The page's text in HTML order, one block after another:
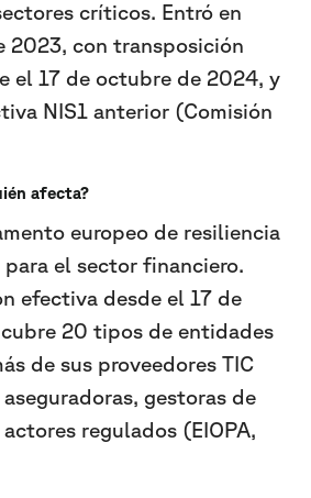
críticos. Entró en
2023, con transposición
el 17 de octubre de 2024, y
NIS1 anterior (Comisión
afecta?
europeo de resiliencia
el sector financiero.
efectiva desde el 17 de
20 tipos de entidades
de sus proveedores TIC
gestoras de
regulados (EIOPA,